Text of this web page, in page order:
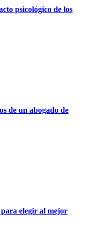
psicológico de los
de un abogado de
para elegir al mejor